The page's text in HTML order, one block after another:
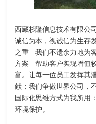
西藏杉隆信息技术有限公
诚信为本，视诚信为生存
之重，我们不遗余力地为
方案，帮助客户实现增值
富。让每一位员工发挥其
献；我们争做世界公司，
国际化思维方式为我所用
环境保护。